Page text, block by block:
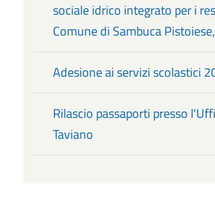
sociale idrico integrato per i
Comune di Sambuca
Adesione ai servizi scolastici
Rilascio passaporti presso
Taviano